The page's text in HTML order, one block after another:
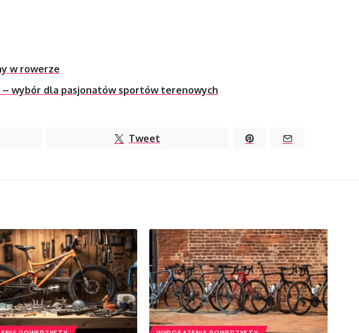
w rowerze
– wybór dla pasjonatów sportów terenowych
Tweet